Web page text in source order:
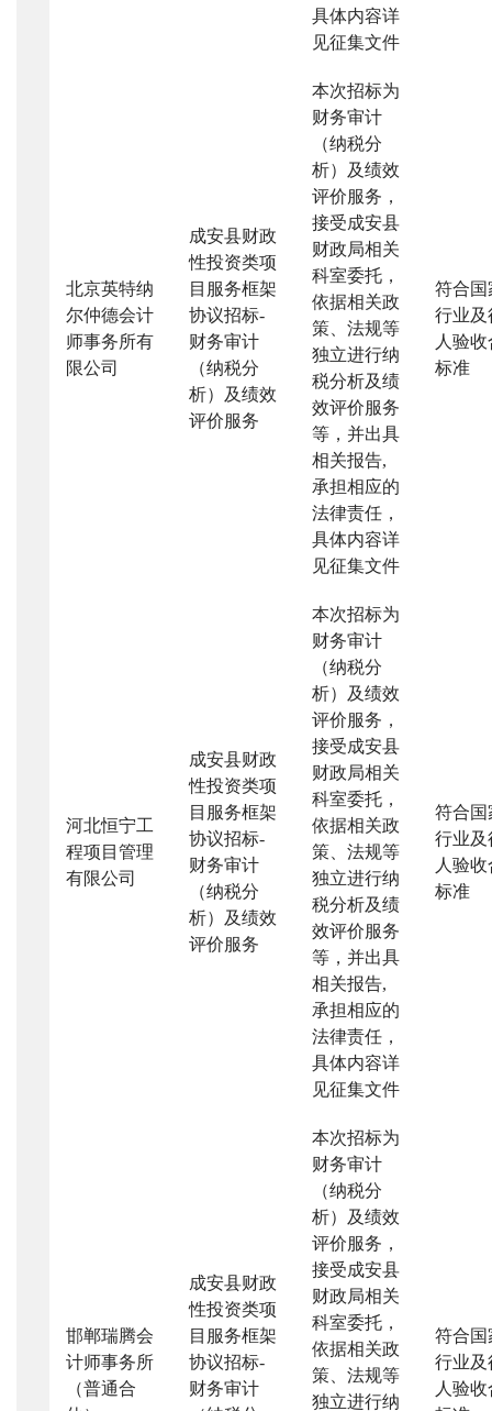
具体内容详
见征集文件
北京英特纳
尔仲德会计
师事务所有
限公司
成安县财政
性投资类项
目服务框架
协议招标-
财务审计
（纳税分
析）及绩效
评价服务
本次招标为
财务审计
（纳税分
析）及绩效
评价服务，
接受成安县
财政局相关
科室委托，
依据相关政
策、法规等
独立进行纳
税分析及绩
效评价服务
等，并出具
相关报告,
承担相应的
法律责任，
具体内容详
见征集文件
符合国
行业及
人验
标准
河北恒宁工
程项目管理
有限公司
成安县财政
性投资类项
目服务框架
协议招标-
财务审计
（纳税分
析）及绩效
评价服务
本次招标为
财务审计
（纳税分
析）及绩效
评价服务，
接受成安县
财政局相关
科室委托，
依据相关政
策、法规等
独立进行纳
税分析及绩
效评价服务
等，并出具
相关报告,
承担相应的
法律责任，
具体内容详
见征集文件
符合国
行业及
人验
标准
邯郸瑞腾会
计师事务所
（普通合
成安县财政
性投资类项
目服务框架
协议招标-
财务审计
本次招标为
财务审计
（纳税分
析）及绩效
评价服务，
接受成安县
财政局相关
科室委托，
依据相关政
策、法规等
独立进行纳
符合国
行业及
人验